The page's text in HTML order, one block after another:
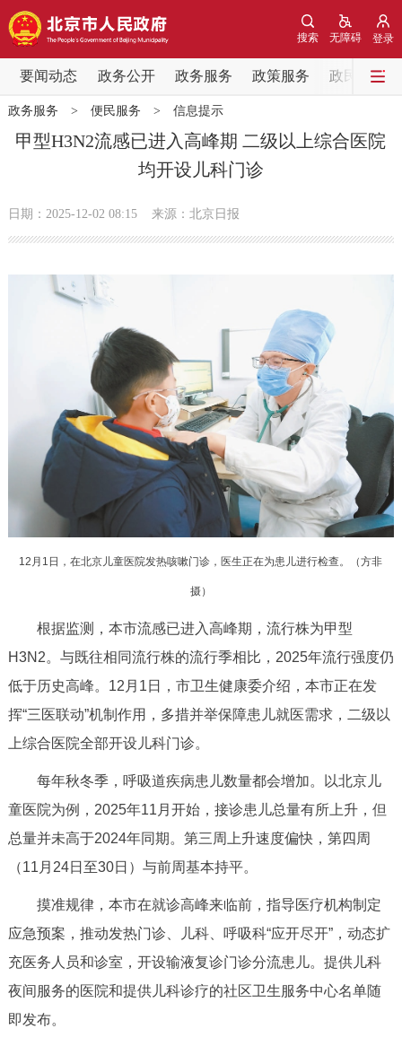
登录
无障碍
搜索
要闻动态 政务公开 政务服务 政策服务 政民互动
要闻动态
党中央精神 国务院信息
会议信息
政策服务
政策兑现 政策解读 回应关切
决策公开 专题公开
政务服务
个人服务 法人服务 部门服务
便民服务 利企服务 投资项目
中介服务 阳光政务
政民互动
12345网上接诉即办 我要咨询 我要建议
走进北京
北京概况 十六区概览
绿色北京 图说北京 视频北京
多语种
ENGLISH 한국어 日本語
政务服务 > 便民服务 > 信息提示
甲型H3N2流感已进入高峰期 二级以上综合医院
均开设儿科门诊
日期：2025-12-02 08:15 来源：北京日报
12月1日，在北京儿童医院发热咳嗽门诊，医生正在为患儿进行检查。（方非
摄）
根据监测，本市流感已进入高峰期，流行株为甲型
H3N2。与既往相同流行株的流行季相比，2025年流行强度仍
低于历史高峰。12月1日，市卫生健康委介绍，本市正在发
挥“三医联动”机制作用，多措并举保障患儿就医需求，二级以
上综合医院全部开设儿科门诊。
每年秋冬季，呼吸道疾病患儿数量都会增加。以北京儿
童医院为例，2025年11月开始，接诊患儿总量有所上升，但
总量并未高于2024年同期。第三周上升速度偏快，第四周
（11月24日至30日）与前周基本持平。
摸准规律，本市在就诊高峰来临前，指导医疗机构制定
应急预案，推动发热门诊、儿科、呼吸科“应开尽开”，动态扩
充医务人员和诊室，开设输液复诊门诊分流患儿。提供儿科
夜间服务的医院和提供儿科诊疗的社区卫生服务中心名单随
即发布。